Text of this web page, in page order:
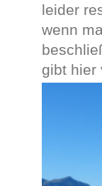
leider
wenn
gibt hier